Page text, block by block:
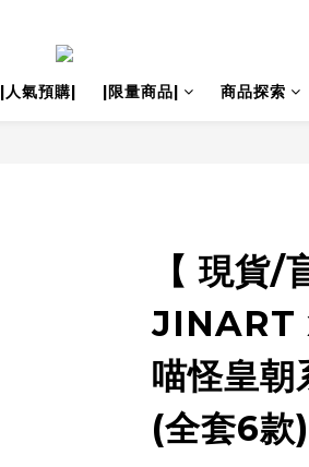
|人氣預購| |限量商品| 商品探索
【 現貨/
JINART
喵怪皇朝
(全套6款)